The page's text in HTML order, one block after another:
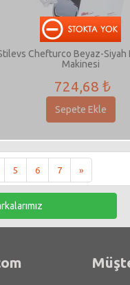
Chefturco Beyaz-Siyah
Makinesi
724,68 ₺
Sepete Ekle
5 6 7 »